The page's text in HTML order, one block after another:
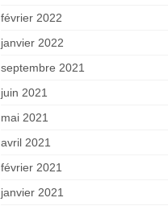
février 2022
janvier 2022
septembre 2021
juin 2021
mai 2021
avril 2021
février 2021
janvier 2021